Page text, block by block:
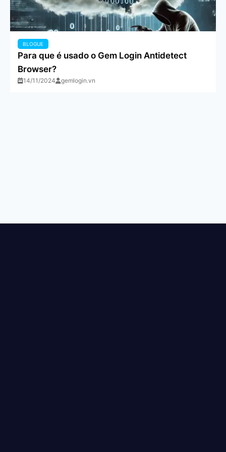
BLOGUE
Para que é usado o Gem Login Antidetect
Browser?
14/11/2024 gemlogin.vn